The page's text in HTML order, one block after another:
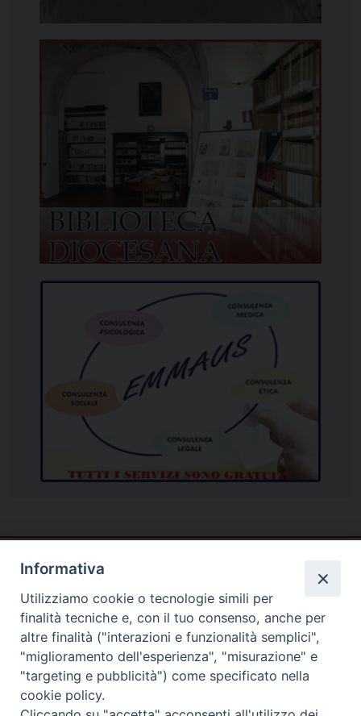
Informativa
Utilizziamo cookie o tecnologie simili per
finalità tecniche e, con il tuo consenso, anche per
altre finalità ("interazioni e funzionalità semplici",
"miglioramento dell'esperienza", "misurazione" e
"targeting e pubblicità") come specificato nella
cookie policy.